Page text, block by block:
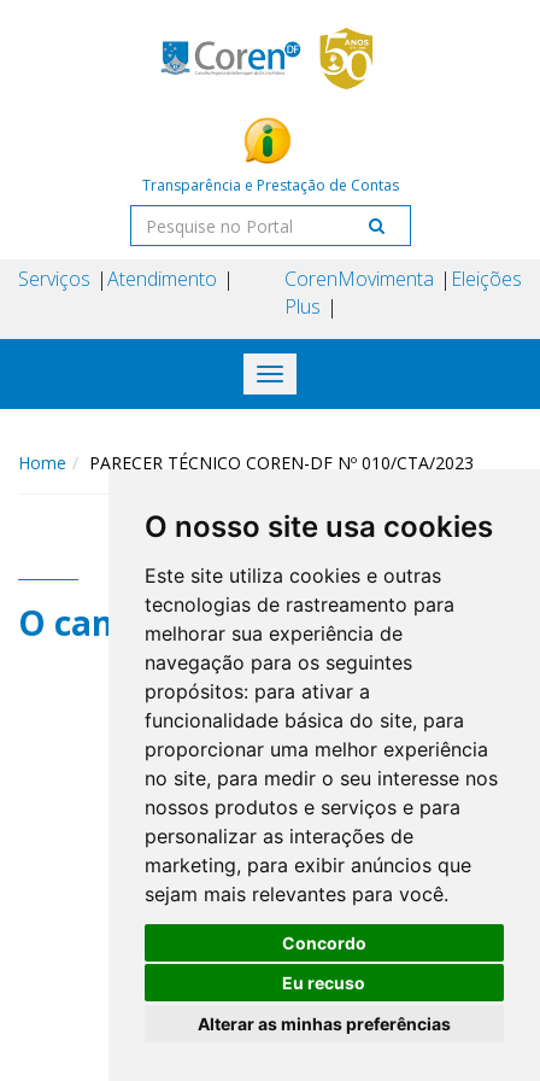
O nosso site usa cookies
Este site utiliza cookies e outras
tecnologias de rastreamento para
melhorar sua experiência de
navegação para os seguintes
propósitos: para ativar a
funcionalidade básica do site, para
proporcionar uma melhor experiência
no site, para medir o seu interesse nos
nossos produtos e serviços e para
personalizar as interações de
marketing, para exibir anúncios que
sejam mais relevantes para você.
Concordo
Eu recuso
Alterar as minhas preferências
Transparência e Prestação de Contas
Serviços Atendimento
Coren
Plus
Movimenta Eleições
Toggle
navigation
Home PARECER TÉCNICO COREN-DF Nº 010/CTA/2023
O campo title não existe.